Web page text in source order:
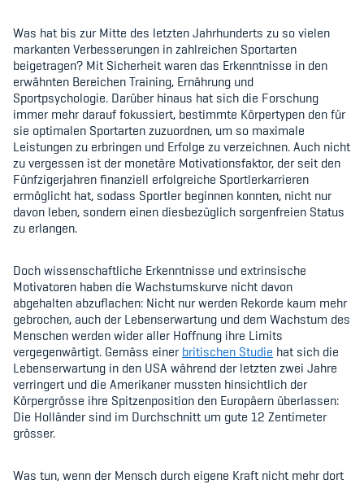
Team
Offene Stellen
Mitgliedervereine
Sponsoren und Partner
Netzwerk
Was hat bis zur Mitte des letzten Jahrhunderts zu so vielen
markanten Verbesserungen in zahlreichen Sportarten
beigetragen? Mit Sicherheit waren das Erkenntnisse in den
erwähnten Bereichen Training, Ernährung und
Sportpsychologie. Darüber hinaus hat sich die Forschung
immer mehr darauf fokussiert, bestimmte Körpertypen den für
sie optimalen Sportarten zuzuordnen, um so maximale
Leistungen zu erbringen und Erfolge zu verzeichnen. Auch nicht
zu vergessen ist der monetäre Motivationsfaktor, der seit den
Fünfzigerjahren finanziell erfolgreiche Sportlerkarrieren
ermöglicht hat, sodass Sportler beginnen konnten, nicht nur
davon leben, sondern einen diesbezüglich sorgenfreien Status
zu erlangen.
Doch wissenschaftliche Erkenntnisse und extrinsische
Motivatoren haben die Wachstumskurve nicht davon
abgehalten abzuflachen: Nicht nur werden Rekorde kaum mehr
gebrochen, auch der Lebenserwartung und dem Wachstum des
Menschen werden wider aller Hoffnung ihre Limits
vergegenwärtigt. Gemäss einerbritischen Studie hat sich die
Lebenserwartung in den USA während der letzten zwei Jahre
verringert und die Amerikaner mussten hinsichtlich der
Körpergrösse ihre Spitzenposition den Europäern überlassen:
Die Holländer sind im Durchschnitt um gute 12 Zentimeter
grösser.
Was tun, wenn der Mensch durch eigene Kraft nicht mehr dort